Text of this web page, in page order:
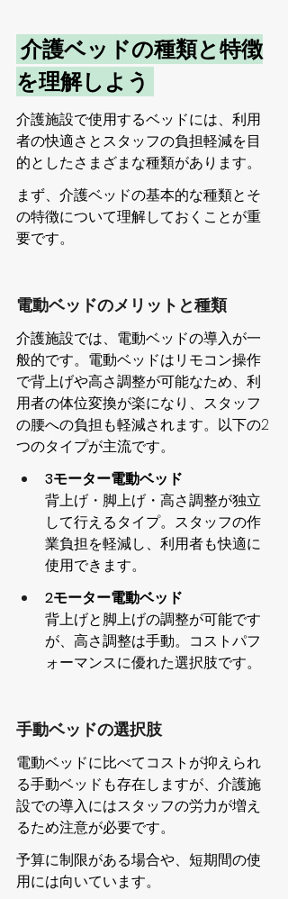
を理解しよう
介護施設で使用するベッドには、利用
者の快適さとスタッフの負担軽減を目
的としたさまざまな種類があります。
まず、介護ベッドの基本的な種類とそ
の特徴について理解しておくことが重
要です。
電動ベッドのメリットと種類
介護施設では、電動ベッドの導入が一
般的です。電動ベッドはリモコン操作
で背上げや高さ調整が可能なため、利
用者の体位変換が楽になり、スタッフ
の腰への負担も軽減されます。以下の2
つのタイプが主流です。
3モーター電動ベッド
背上げ・脚上げ・高さ調整が独立
して行えるタイプ。スタッフの作
業負担を軽減し、利用者も快適に
使用できます。
2モーター電動ベッド
背上げと脚上げの調整が可能です
が、高さ調整は手動。コストパフ
ォーマンスに優れた選択肢です。
手動ベッドの選択肢
電動ベッドに比べてコストが抑えられ
る手動ベッドも存在しますが、介護施
設での導入にはスタッフの労力が増え
るため注意が必要です。
予算に制限がある場合や、短期間の使
用には向いています。